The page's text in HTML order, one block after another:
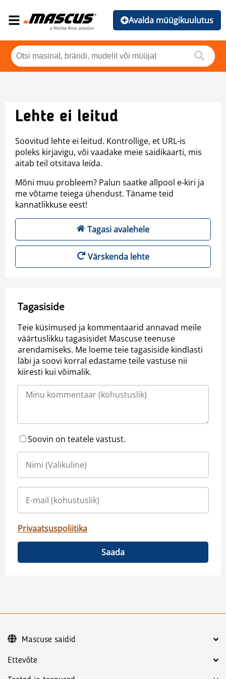
Avalda müügikuulutus
Lehte ei leitud
Soovitud lehte ei leitud. Kontrollige, et URL-is
poleks kirjavigu, või vaadake meie saidikaarti, mis
aitab teil otsitava leida.
Mõni muu probleem? Palun saatke allpool e-kiri ja
me võtame teiega ühendust. Täname teid
kannatlikkuse eest!
Tagasi avalehele
Värskenda lehte
Tagasiside
Teie küsimused ja kommentaarid annavad meile
väärtuslikku tagasisidet Mascuse teenuse
arendamiseks. Me loeme teie tagasiside kindlasti
läbi ja soovi korral edastame teile vastuse nii
kiiresti kui võimalik.
Soovin on teatele vastust.
Privaatsuspoliitika
Saada
Ettevõte
Mascuse saidid